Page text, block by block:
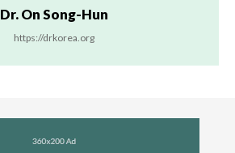
Dr. On Song-Hun
https://drkorea.org